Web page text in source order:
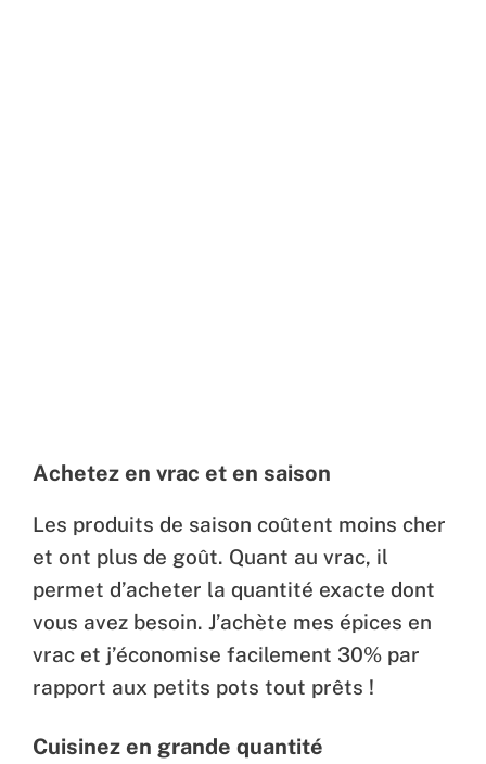
Achetez en vrac et en saison
Les produits de saison coûtent moins cher
et ont plus de goût. Quant au vrac, il
permet d’acheter la quantité exacte dont
vous avez besoin. J’achète mes épices en
vrac et j’économise facilement 30% par
rapport aux petits pots tout prêts !
Cuisinez en grande quantité